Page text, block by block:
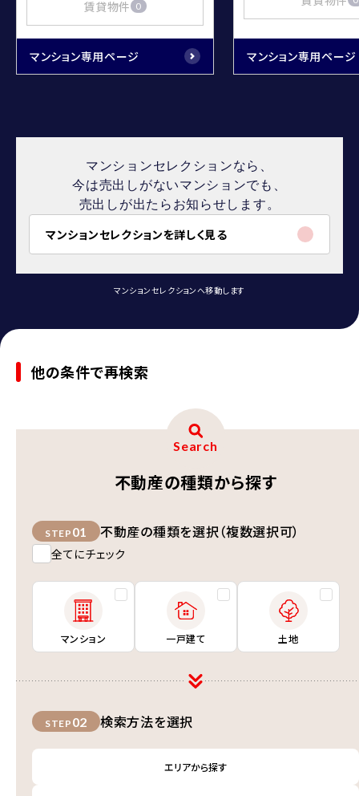
賃貸物件 0
マンション専用ページ マンション専用ページ
マンションセレクションなら、
今は売出しがないマンションでも、
売出しが出たらお知らせします。
マンションセレクションを詳しく見る
マンションセレクションへ移動します
他の条件で再検索
Search
不動産の種類から探す
STEP 01 不動産の種類を選択（複数選択可）
全てにチェック
マンション 一戸建て 土地
STEP 02 検索方法を選択
エリアから探す